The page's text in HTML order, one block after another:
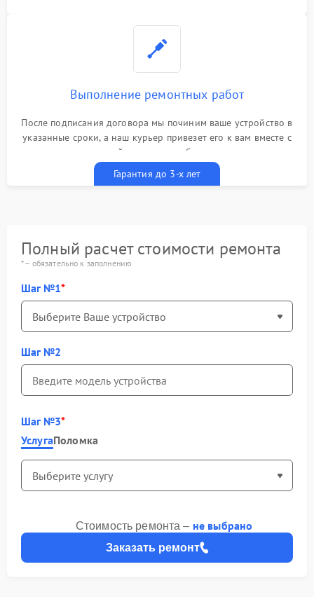
Выполнение ремонтных работ
После подписания договора мы починим ваше устройство в
указанные сроки, а наш курьер привезет его к вам вместе с
гарантийным талоном бесплатно
Гарантия до 3-х лет
Полный расчет стоимости ремонта
* – обязательно к заполнению
Шаг №1
Шаг №2
Шаг №3
УслугаПоломка
Заказать ремонт
Стоимость ремонта – не выбрано